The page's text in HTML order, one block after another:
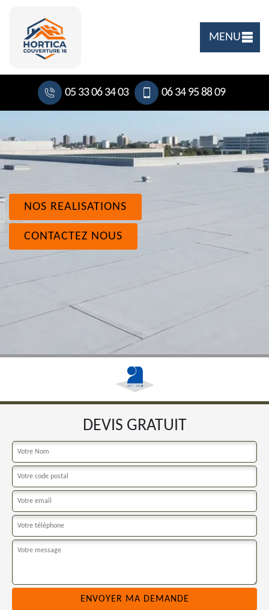
MENU
05 33 06 34 03 06 34 95 88 09
NOS REALISATIONS
CONTACTEZ NOUS
DEVIS GRATUIT